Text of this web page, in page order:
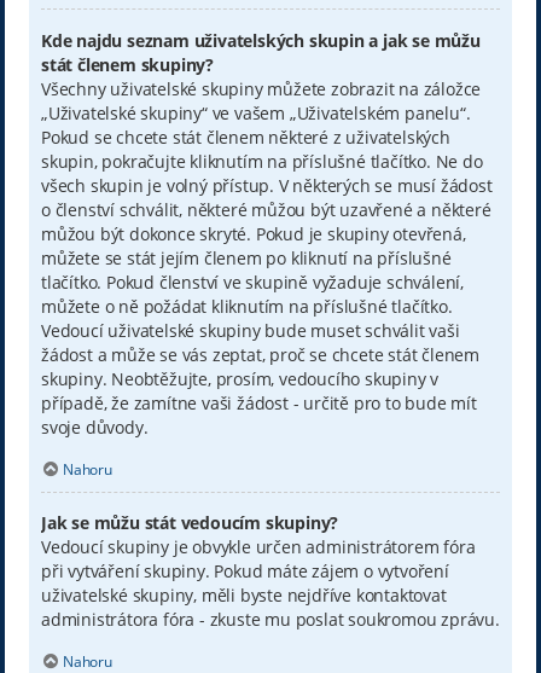
Kde najdu seznam uživatelských skupin a jak se můžu
stát členem skupiny?
Všechny uživatelské skupiny můžete zobrazit na záložce
„Uživatelské skupiny“ ve vašem „Uživatelském panelu“.
Pokud se chcete stát členem některé z uživatelských
skupin, pokračujte kliknutím na příslušné tlačítko. Ne do
všech skupin je volný přístup. V některých se musí žádost
o členství schválit, některé můžou být uzavřené a některé
můžou být dokonce skryté. Pokud je skupiny otevřená,
můžete se stát jejím členem po kliknutí na příslušné
tlačítko. Pokud členství ve skupině vyžaduje schválení,
můžete o ně požádat kliknutím na příslušné tlačítko.
Vedoucí uživatelské skupiny bude muset schválit vaši
žádost a může se vás zeptat, proč se chcete stát členem
skupiny. Neobtěžujte, prosím, vedoucího skupiny v
případě, že zamítne vaši žádost - určitě pro to bude mít
svoje důvody.
Nahoru
Jak se můžu stát vedoucím skupiny?
Vedoucí skupiny je obvykle určen administrátorem fóra
při vytváření skupiny. Pokud máte zájem o vytvoření
uživatelské skupiny, měli byste nejdříve kontaktovat
administrátora fóra - zkuste mu poslat soukromou zprávu.
Nahoru